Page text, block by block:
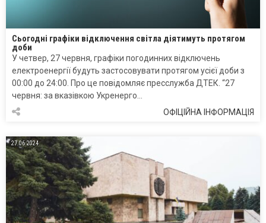
Сьогодні графіки відключення світла діятимуть протягом
доби
У четвер, 27 червня, графіки погодинних відключень
електроенергії будуть застосовувати протягом усієї доби з
00:00 до 24:00. Про це повідомляє пресслужба ДТЕК. “27
червня: за вказівкою Укренерго…
ОФІЦІЙНА ІНФОРМАЦІЯ
27.06.2024